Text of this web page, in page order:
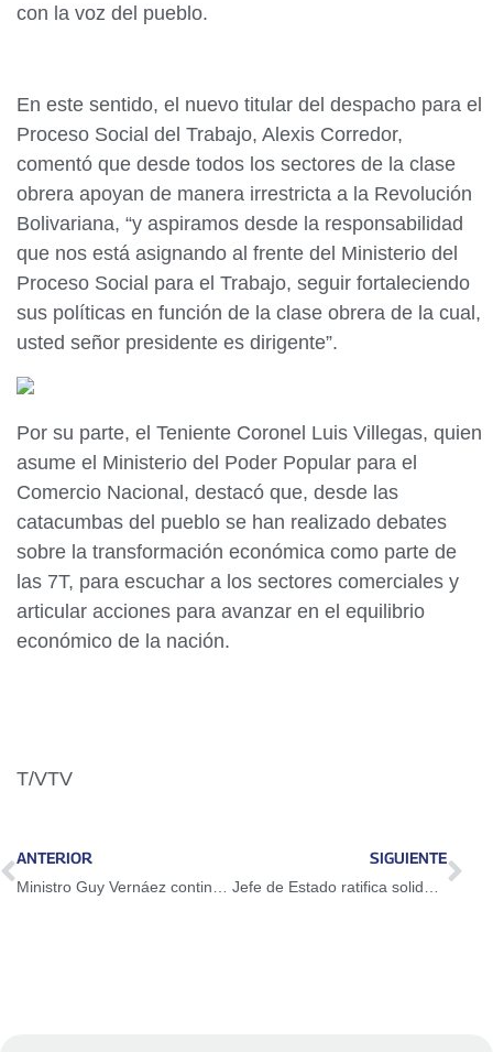
con la voz del pueblo.
En este sentido, el nuevo titular del despacho para el
Proceso Social del Trabajo, Alexis Corredor,
comentó que desde todos los sectores de la clase
obrera apoyan de manera irrestricta a la Revolución
Bolivariana, “y aspiramos desde la responsabilidad
que nos está asignando al frente del Ministerio del
Proceso Social para el Trabajo, seguir fortaleciendo
sus políticas en función de la clase obrera de la cual,
usted señor presidente es dirigente”.
Por su parte, el Teniente Coronel Luis Villegas, quien
asume el Ministerio del Poder Popular para el
Comercio Nacional, destacó que, desde las
catacumbas del pueblo se han realizado debates
sobre la transformación económica como parte de
las 7T, para escuchar a los sectores comerciales y
articular acciones para avanzar en el equilibrio
económico de la nación.
T/VTV
ANTERIOR SIGUIENTE